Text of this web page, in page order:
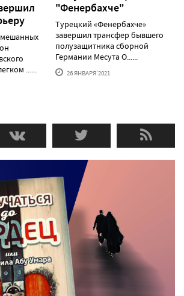
......
"Фенербахче"
Турецкий «Фенербахче»
завершил трансфер бывшего
полузащитника сборной
Германии Месута О......
26 ЯНВАРЯ'2021